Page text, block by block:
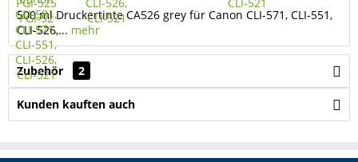
500 ml Druckertinte CA526 grey für Canon CLI-571, CLI-551,
CLI-526,... mehr
Zubehör 2
Kunden kauften auch